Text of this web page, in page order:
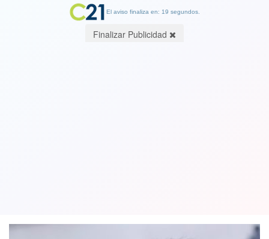
El aviso finaliza en: 19 segundos.
Finalizar Publicidad